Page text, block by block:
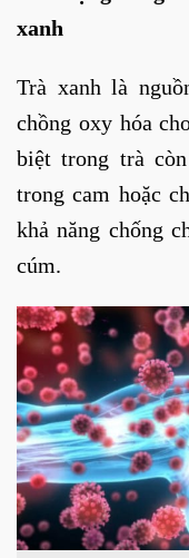
xanh
Trà xanh là
chồng oxy hóa
biệt trong trà
trong cam hoặc
khả năng chống
cúm.